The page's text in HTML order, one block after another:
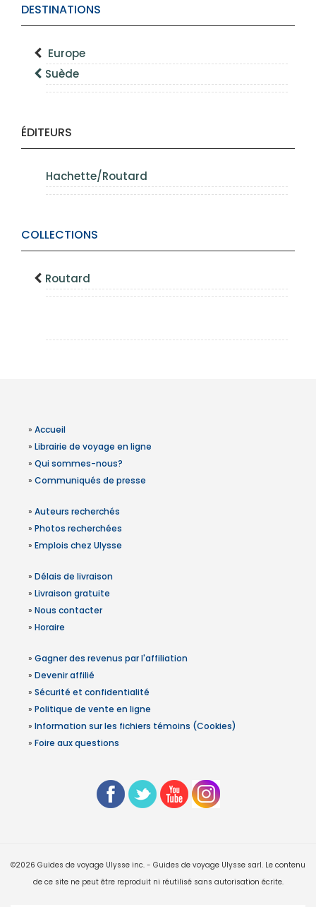
DESTINATIONS
Europe
Suède
ÉDITEURS
Hachette/Routard
COLLECTIONS
Routard
» Accueil
» Librairie de voyage en ligne
» Qui sommes-nous?
» Communiqués de presse
» Auteurs recherchés
» Photos recherchées
» Emplois chez Ulysse
» Délais de livraison
» Livraison gratuite
» Nous contacter
» Horaire
» Gagner des revenus par l'affiliation
» Devenir affilié
» Sécurité et confidentialité
» Politique de vente en ligne
» Information sur les fichiers témoins (Cookies)
» Foire aux questions
©2026 Guides de voyage Ulysse inc. - Guides de voyage Ulysse sarl. Le contenu
de ce site ne peut être reproduit ni réutilisé sans autorisation écrite.